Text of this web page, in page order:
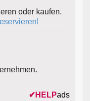
oder kaufen.
✔ HELPads